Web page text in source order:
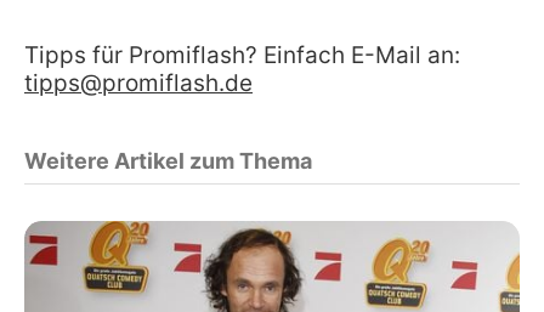
Tipps für Promiflash? Einfach E-Mail an:
tipps@promiflash.de
Weitere Artikel zum Thema